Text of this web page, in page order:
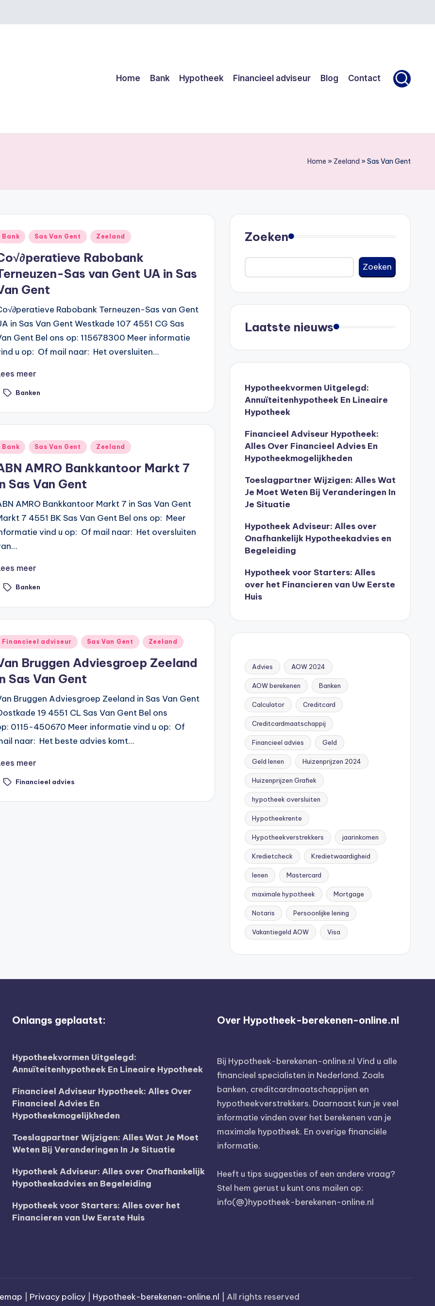
Home Bank Hypotheek Financieel adviseur Blog Contact
Home » Zeeland »Sas Van Gent
Bank Sas Van Gent Zeeland
Rabobank
Sas van Gent UA in Sas
Gent
Rabobank Terneuzen-Sas van Gent
in Sas Van Gent Westkade 107 4551 CG Sas
Gent Bel ons op: 115678300 Meer informatie
u op: Of mail naar: Het oversluiten…
meer
Banken
Bank Sas Van Gent Zeeland
AMRO Bankkantoor Markt 7
Sas Van Gent
AMRO Bankkantoor Markt 7 in Sas Van Gent
7 4551 BK Sas Van Gent Bel ons op: Meer
vind u op: Of mail naar: Het oversluiten
meer
Banken
Financieel adviseur Sas Van Gent Zeeland
Bruggen Adviesgroep Zeeland
Sas Van Gent
Bruggen Adviesgroep Zeeland in Sas Van Gent
19 4551 CL Sas Van Gent Bel ons
0115-450670 Meer informatie vind u op: Of
naar: Het beste advies komt…
meer
Financieel advies
Zoeken
Zoeken
Laatste nieuws
Hypotheekvormen Uitgelegd:
Annuïteitenhypotheek En Lineaire
Hypotheek
Financieel Adviseur Hypotheek:
Alles Over Financieel Advies En
Hypotheekmogelijkheden
Toeslagpartner Wijzigen: Alles Wat
Je Moet Weten Bij Veranderingen In
Je Situatie
Hypotheek Adviseur: Alles over
Onafhankelijk Hypotheekadvies en
Begeleiding
Hypotheek voor Starters: Alles
over het Financieren van Uw Eerste
Huis
Advies AOW 2024
AOW berekenen Banken
Calculator Creditcard
Creditcardmaatschappij
Financieel advies Geld
Geld lenen Huizenprijzen 2024
Huizenprijzen Grafiek
hypotheek oversluiten
Hypotheekrente
Hypotheekverstrekkers jaarinkomen
Kredietcheck Kredietwaardigheid
lenen Mastercard
maximale hypotheek Mortgage
Notaris Persoonlijke lening
Vakantiegeld AOW Visa
Onlangs geplaatst:
Hypotheekvormen Uitgelegd:
Annuïteitenhypotheek En Lineaire Hypotheek
Financieel Adviseur Hypotheek: Alles Over
Financieel Advies En
Hypotheekmogelijkheden
Toeslagpartner Wijzigen: Alles Wat Je Moet
Weten Bij Veranderingen In Je Situatie
Hypotheek Adviseur: Alles over Onafhankelijk
Hypotheekadvies en Begeleiding
Hypotheek voor Starters: Alles over het
Financieren van Uw Eerste Huis
Over Hypotheek-berekenen-online.nl
Bij Hypotheek-berekenen-online.nl Vind u alle
financieel specialisten in Nederland. Zoals
banken, creditcardmaatschappijen en
hypotheekverstrekkers. Daarnaast kun je veel
informatie vinden over het berekenen van je
maximale hypotheek. En overige financiële
informatie.
Heeft u tips suggesties of een andere vraag?
Stel hem gerust u kunt ons mailen op:
info(@)hypotheek-berekenen-online.nl
Privacy policy Hypotheek-berekenen-online.nl | All rights reserved